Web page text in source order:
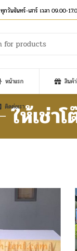
กวันจันทร์-เสาร์ เวลา 09.00-
หน้าแรก สินค้
ติดต่อเรา
ให้เช่า